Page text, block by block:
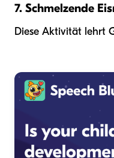
7. Schmelzende
Diese Aktivität lehrt